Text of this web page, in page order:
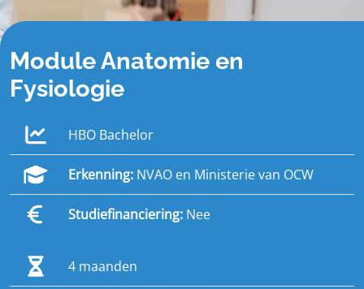
Module Anatomie en
Fysiologie
HBO Bachelor
Erkenning: NVAO en Ministerie van OCW
Studiefinanciering: Nee
4 maanden